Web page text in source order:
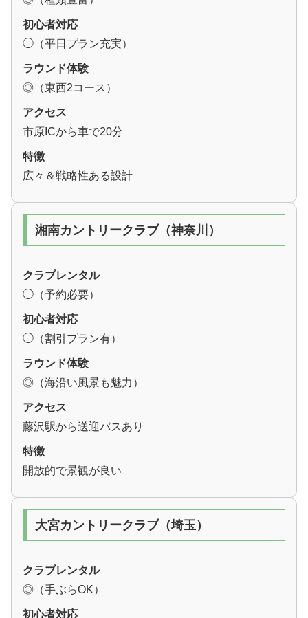
初心者対応
◯（平日プラン充実）
ラウンド体験
◎（東西2コース）
アクセス
市原ICから車で20分
特徴
広々＆戦略性ある設計
湘南カントリークラブ（神奈川）
クラブレンタル
◯（予約必要）
初心者対応
◯（割引プラン有）
ラウンド体験
◎（海沿い風景も魅力）
アクセス
藤沢駅から送迎バスあり
特徴
開放的で景観が良い
大宮カントリークラブ（埼玉）
クラブレンタル
◎（手ぶらOK）
初心者対応